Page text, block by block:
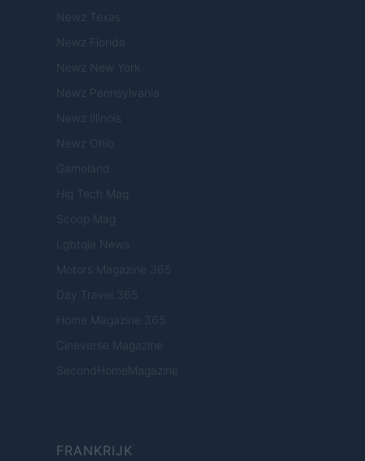
Newz Texas
Newz Florida
Newz New York
Newz Pennsylvania
Newz Illinois
Newz Ohio
Gameland
Hig Tech Mag
Scoop Mag
Lgbtqia News
Motors Magazine 365
Day Travel 365
Home Magazine 365
Cineverse Magazine
SecondHomeMagazine
FRANKRIJK